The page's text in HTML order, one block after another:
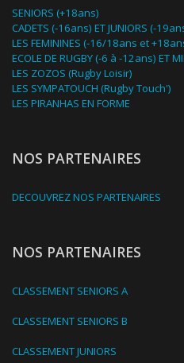
SENIORS (+18ans)
CADETS (-16ans) ET JUNIORS (-
LES FEMININES (-16/18ans et
ECOLE DE RUGBY (-6 à -12ans) ET
LES ZOZOS (Rugby Loisir)
LES SYMPATOUCH (Rugby Touch')
LES PIRANHAS EN FORME
NOS PARTENAIRES
DECOUVREZ NOS PARTENAIRES
NOS PARTENAIRES
CLASSEMENT SENIORS A
CLASSEMENT SENIORS B
CLASSEMENT JUNIORS